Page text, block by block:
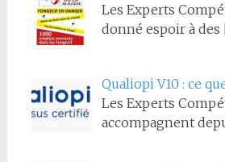
Les Experts
donné espoir à des
Qualiopi V10 : ce
Les Experts
accompagnent